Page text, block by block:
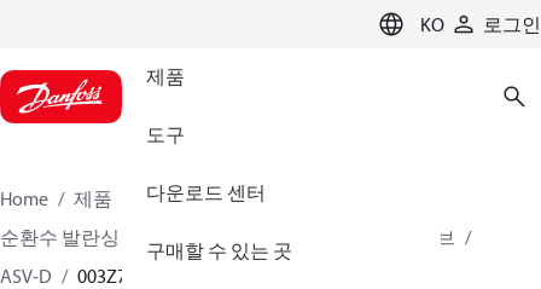
KO 로그인
제품
도구
다운로드 센터
구매할 수 있는 곳
Home 제품
클라이미트 솔루션스 - 히팅
순환수 발란싱 및 컨트롤
자동 발란싱
파트너 밸브
ASV-D
003Z7009